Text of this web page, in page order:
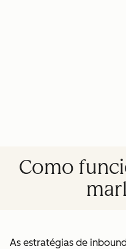
Como
As estratégias de